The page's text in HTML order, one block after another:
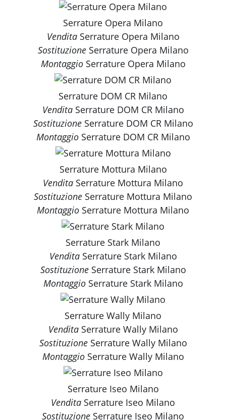
Serrature Opera Milano
Vendita Serrature Opera Milano
Sostituzione Serrature Opera Milano
Montaggio Serrature Opera Milano
Serrature DOM CR Milano
Vendita Serrature DOM CR Milano
Sostituzione Serrature DOM CR Milano
Montaggio Serrature DOM CR Milano
Serrature Mottura Milano
Vendita Serrature Mottura Milano
Sostituzione Serrature Mottura Milano
Montaggio Serrature Mottura Milano
Serrature Stark Milano
Vendita Serrature Stark Milano
Sostituzione Serrature Stark Milano
Montaggio Serrature Stark Milano
Serrature Wally Milano
Vendita Serrature Wally Milano
Sostituzione Serrature Wally Milano
Montaggio Serrature Wally Milano
Serrature Iseo Milano
Vendita Serrature Iseo Milano
Sostituzione Serrature Iseo Milano